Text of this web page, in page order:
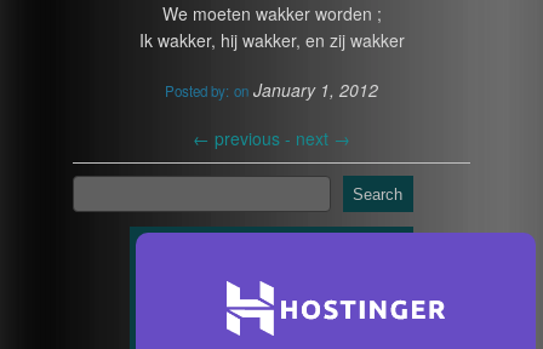
We moeten wakker worden ;
Ik wakker, hij wakker, en zij wakker
Posted by: on January 1, 2012
← previous - next →
Search